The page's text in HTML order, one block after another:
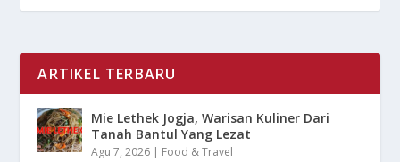
ARTIKEL TERBARU
Mie Lethek Jogja, Warisan Kuliner Dari
Tanah Bantul Yang Lezat
Agu 7, 2026 | Food & Travel